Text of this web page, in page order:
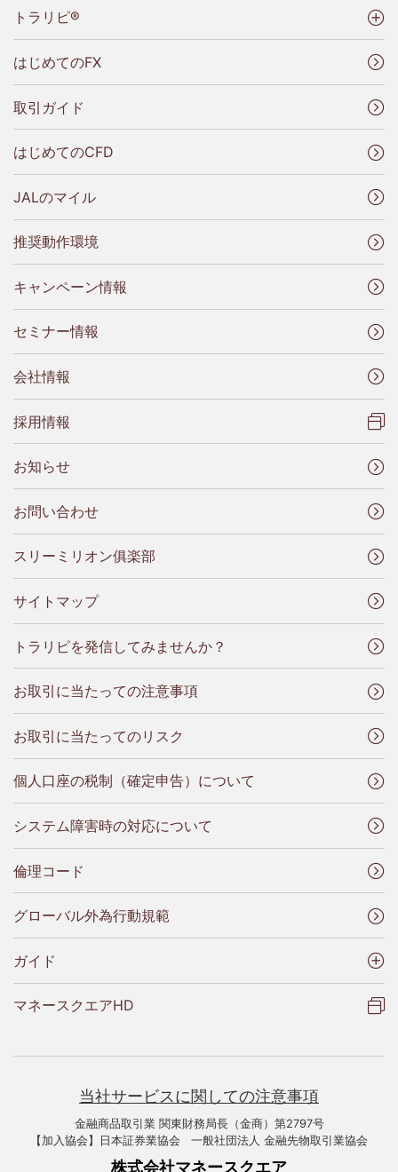
トラリピ®
はじめてのFX
取引ガイド
はじめてのCFD
JALのマイル
推奨動作環境
キャンペーン情報
セミナー情報
会社情報
採用情報
お知らせ
お問い合わせ
スリーミリオン俱楽部
サイトマップ
トラリピを発信してみませんか？
お取引に当たっての注意事項
お取引に当たってのリスク
個人口座の税制（確定申告）について
システム障害時の対応について
倫理コード
グローバル外為行動規範
ガイド
マネースクエアHD
当社サービスに関しての注意事項
金融商品取引業 関東財務局長（金商）第2797号
【加入協会】日本証券業協会 一般社団法人 金融先物取引業協会
株式会社マネースクエア